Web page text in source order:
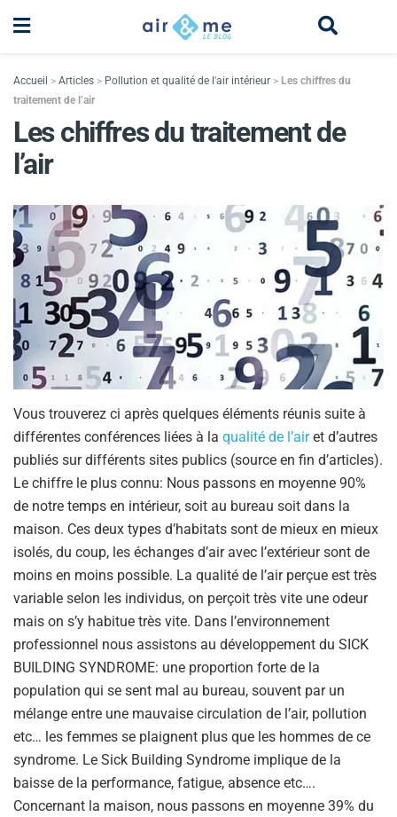
Accueil > Articles > Pollution et qualité de l'air intérieur > Les chiffres du
traitement de l’air
Les chiffres du traitement de
l’air
Vous trouverez ci après quelques éléments réunis suite à
différentes conférences liées à la qualité de l’airet d’autres
publiés sur différents sites publics (source en fin d’articles).
Le chiffre le plus connu: Nous passons en moyenne 90%
de notre temps en intérieur, soit au bureau soit dans la
maison. Ces deux types d’habitats sont de mieux en mieux
isolés, du coup, les échanges d’air avec l’extérieur sont de
moins en moins possible. La qualité de l’air perçue est très
variable selon les individus, on perçoit très vite une odeur
mais on s’y habitue très vite. Dans l’environnement
professionnel nous assistons au développement du SICK
BUILDING SYNDROME: une proportion forte de la
population qui se sent mal au bureau, souvent par un
mélange entre une mauvaise circulation de l’air, pollution
etc… les femmes se plaignent plus que les hommes de ce
syndrome. Le Sick Building Syndrome implique de la
baisse de la performance, fatigue, absence etc….
Concernant la maison, nous passons en moyenne 39% du